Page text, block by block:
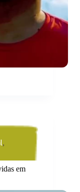
,
em